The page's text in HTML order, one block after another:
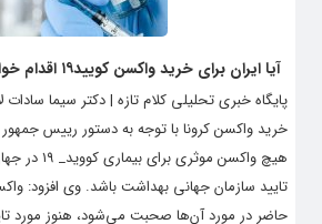
آیا ایران برای خرید واکسن کویید۱۹ اقدام خواهد کرد؟
پایگاه خبری تحلیلی کلام تازه | دکتر سیما
خرید واکسن کرونا با توجه به دستور رییس جمهور
هیچ واکسن
تایید سازمان جهانی بهداشت باشد. وی افزود:
حاضر در مورد آن‌ها صحبت می‌شود، هنوز مورد